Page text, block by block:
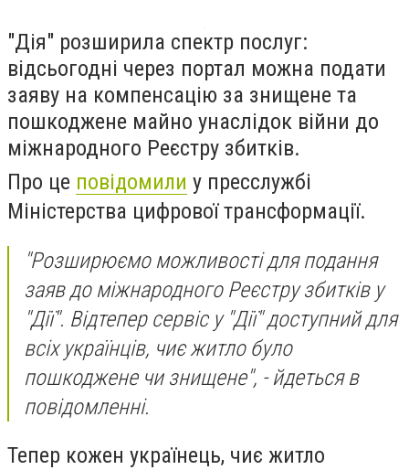
"Дія" розширила спектр послуг:
відсьогодні через портал можна подати
заяву на компенсацію за знищене та
пошкоджене майно унаслідок війни до
міжнародного Реєстру збитків.
Про це повідомили у пресслужбі
Міністерства цифрової трансформації.
"Розширюємо можливості для подання
заяв до міжнародного Реєстру збитків у
"Дії". Відтепер сервіс у "Дії" доступний для
всіх українців, чиє житло було
пошкоджене чи знищене", - йдеться в
повідомленні.
Тепер кожен українець, чиє житло